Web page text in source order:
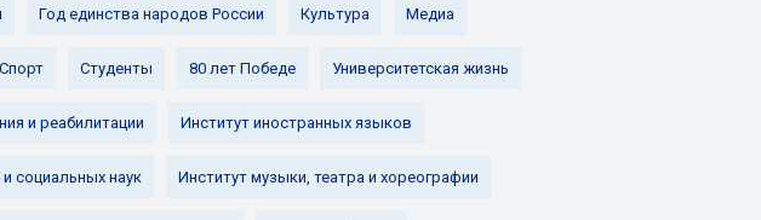
Год единства народов России Культура Медиа
Спорт Студенты 80 лет Победе Университетская жизнь
и реабилитации Институт иностранных языков
социальных наук Институт музыки, театра и хореографии